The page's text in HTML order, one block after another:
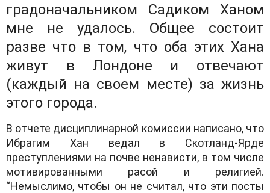
градоначальником Садиком Ханом
мне не удалось. Общее состоит
разве что в том, что оба этих Хана
живут в Лондоне и отвечают
(каждый на своем месте) за жизнь
этого города.
В отчете дисциплинарной комиссии написано, что
Ибрагим Хан ведал в Скотланд-Ярде
преступлениями на почве ненависти, в том числе
мотивированными расой и религией.
“Немыслимо, чтобы он не считал, что эти посты